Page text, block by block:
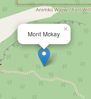
Mont Mckay
×